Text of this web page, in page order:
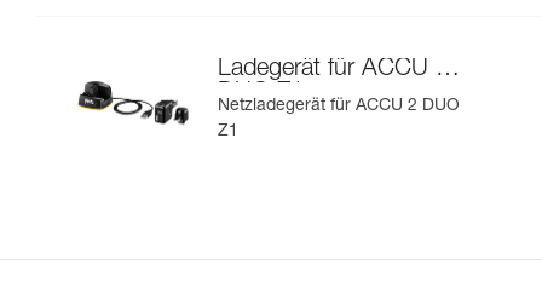
Ladegerät für ACCU 2
DUO Z1
Netzladegerät für ACCU 2 DUO
Z1